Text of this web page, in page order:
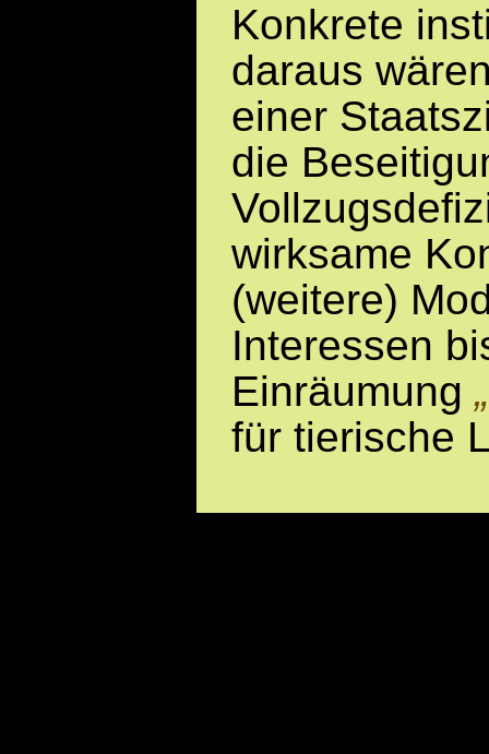
Konkrete
daraus
einer
die
wirksame
(weitere)
Interessen
Einräumung
für tierische